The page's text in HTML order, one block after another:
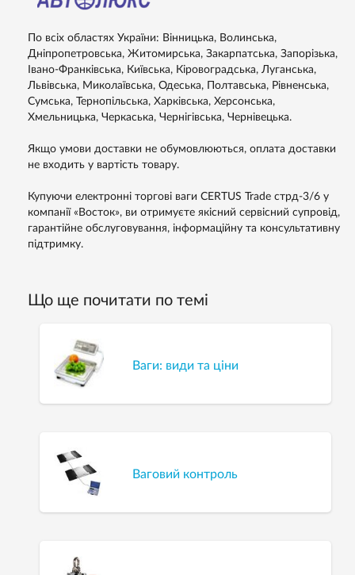
По всіх областях України: Вінницька, Волинська,
Дніпропетровська, Житомирська, Закарпатська, Запорізька,
Івано-Франківська, Київська, Кіровоградська, Луганська,
Львівська, Миколаївська, Одеська, Полтавська, Рівненська,
Сумська, Тернопільська, Харківська, Херсонська,
Хмельницька, Черкаська, Чернігівська, Чернівецька.
Якщо умови доставки не обумовлюються, оплата доставки
не входить у вартість товару.
Купуючи електронні торгові ваги CERTUS Trade стрд-3/6 у
компанії «Восток», ви отримуєте якісний сервісний супровід,
гарантійне обслуговування, інформаційну та консультативну
підтримку.
Що ще почитати по темі
Ваги: види та ціни
Ваговий контроль